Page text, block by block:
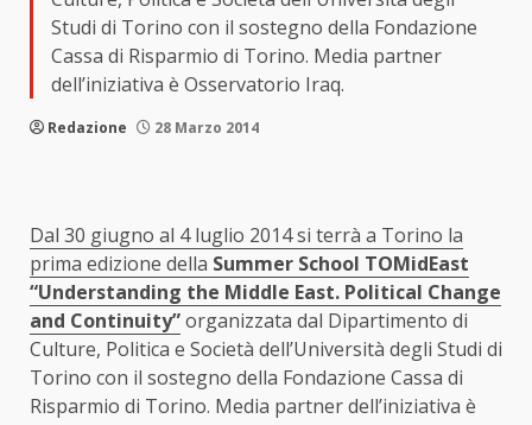
Studi di Torino con il sostegno della Fondazione
Cassa di Risparmio di Torino. Media partner
dell’iniziativa è Osservatorio Iraq.
Redazione 28 Marzo 2014
Dal 30 giugno al 4 luglio 2014 si terrà a Torino la
prima edizione della Summer School TOMidEast
“Understanding the Middle East. Political Change
and Continuity”organizzata dal Dipartimento di
Culture, Politica e Società dell’Università degli Studi di
Torino con il sostegno della Fondazione Cassa di
Risparmio di Torino. Media partner dell’iniziativa è